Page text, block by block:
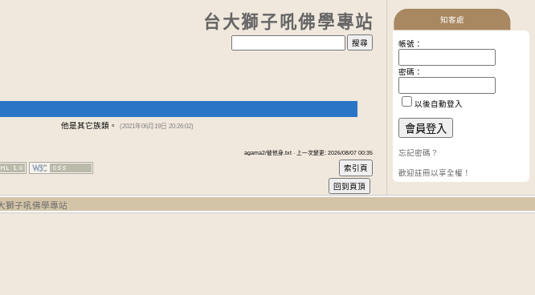
台大獅子吼佛學專站
他是其它族類。 (2021年06月19日 20:26:02)
agama2/彼他身.txt · 上一次變更: 2026/08/07 00:35
知客處
帳號：
密碼：
以後自動登入
忘記密碼？
歡迎註冊以享全權！
獅子吼佛學專站